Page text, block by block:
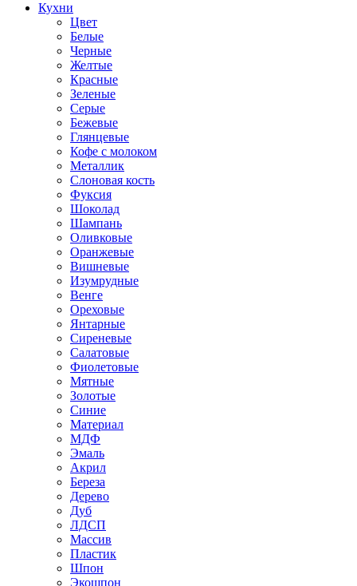
Кухни
Цвет
Белые
Черные
Желтые
Красные
Зеленые
Серые
Бежевые
Глянцевые
Кофе с молоком
Металлик
Слоновая кость
Фуксия
Шоколад
Шампань
Оливковые
Оранжевые
Вишневые
Изумрудные
Венге
Ореховые
Янтарные
Сиреневые
Салатовые
Фиолетовые
Мятные
Золотые
Синие
Материал
МДФ
Эмаль
Акрил
Береза
Дерево
Дуб
ЛДСП
Массив
Пластик
Шпон
Экошпон